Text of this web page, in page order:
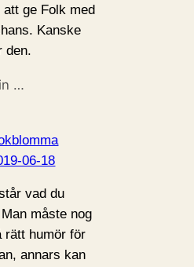
ge Folk med
Kanske
den.
…
06-18
vad du
måste nog
rätt humör för
annars kan